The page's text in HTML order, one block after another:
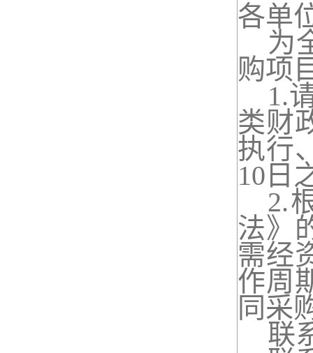
各单
为
购项
1.
类财
执行
10 日
2.
法》
需经
作周
同采
联